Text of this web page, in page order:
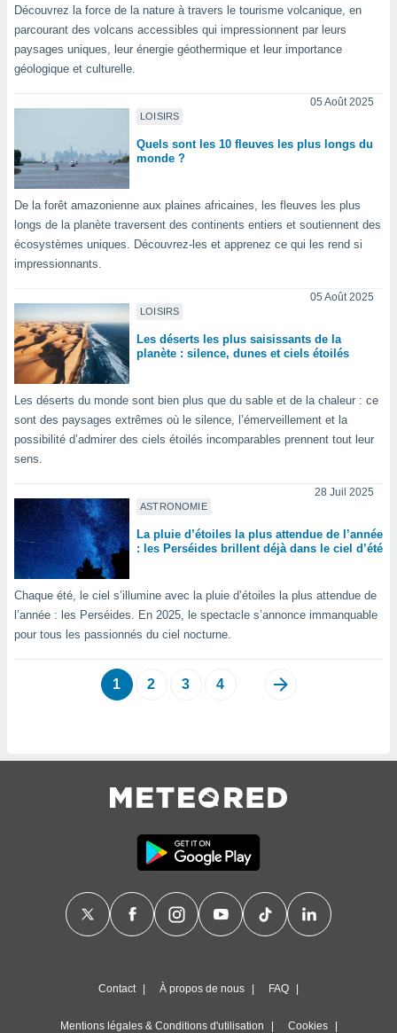
des
les
le
ou
de
et
les
utiliser
de
et
des
et du
études
et
1199
Découvrez la force de la nature à travers le tourisme volcanique, en
parcourant des volcans accessibles qui impressionnent par leurs
paysages uniques, leur énergie géothermique et leur importance
géologique et culturelle.
LOISIRS
05 Août 2025
Quels sont les 10 fleuves les plus longs du
monde ?
De la forêt amazonienne aux plaines africaines, les fleuves les plus
longs de la planète traversent des continents entiers et soutiennent des
écosystèmes uniques. Découvrez-les et apprenez ce qui les rend si
impressionnants.
LOISIRS
05 Août 2025
Les déserts les plus saisissants de la
planète : silence, dunes et ciels étoilés
Les déserts du monde sont bien plus que du sable et de la chaleur : ce
sont des paysages extrêmes où le silence, l’émerveillement et la
possibilité d’admirer des ciels étoilés incomparables prennent tout leur
sens.
ASTRONOMIE
28 Juil 2025
La pluie d’étoiles la plus attendue de l’année
: les Perséides brillent déjà dans le ciel d’été
Chaque été, le ciel s’illumine avec la pluie d’étoiles la plus attendue de
l’année : les Perséides. En 2025, le spectacle s’annonce immanquable
pour tous les passionnés du ciel nocturne.
1 2 3 4
Contact À propos de nous FAQ
Mentions légales & Conditions d'utilisation Cookies